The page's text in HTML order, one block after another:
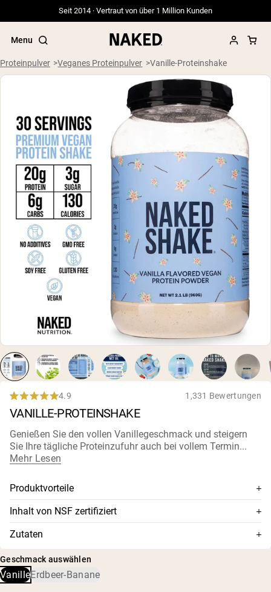
Seit 2014 · Vertraut von über 1 Million Kunden
Menu
Beliebte Suchbegriffe
”Protein Powder“
”Overnight Oats“
”Vegan protein“
”Collagen“
”Micellar Casein“
Proteinpulver Veganes Proteinpulver Vanille-Proteinshake
4.9
of
5
stars
4.9 1,331 Bewertungen
VANILLE-PROTEINSHAKE
Genießen Sie den vollen Vanillegeschmack und steigern
Sie Ihre tägliche Proteinzufuhr auch bei vollem Termin...
Mehr Lesen
Produktvorteile
Veganes Protein + MCT-Öle + Natürliche pflanzliche
Aromen
20 g veganes Protein aus rohen gelben Erbsen
Protein verarbeitet durch Wasserextraktion
Säure- und bleichmittelfreie Verarbeitung
Umweltfreundliche Farmen in den USA und Kanada
Inhalt von NSF zertifiziert
Dieses Nahrungsergänzungsmittel ist NSF-zertifiziert, was
bedeutet, dass sein Inhalt gründlich auf Genauigkeit und
Reinheit getestet wurde und bestätigt ist, dass keine
schädlichen Mengen an Verunreinigungen, einschließlich
Schwermetallen und Pestiziden, enthalten sind.
Zutaten
Erbsenprotein, Bio-Kokoszucker, natürliche pflanzliche
Aromen, MCT-Pulver (MCT-Öl, Akazie), Kaliumsalz,
Meersalz, fermentierter Rohrzucker (Reb-M)
Geschmack auswählen
VanilleErdbeer-Banane